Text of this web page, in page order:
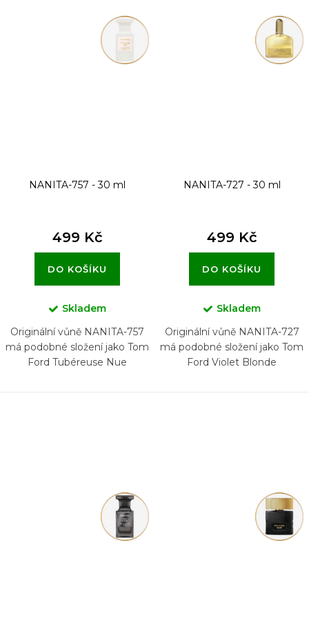
NANITA-757 - 30 ml
499 Kč
DO KOŠÍKU
Skladem
Originální vůně NANITA-757
má podobné složení jako Tom
Ford Tubéreuse Nue
NANITA-727 - 30 ml
499 Kč
DO KOŠÍKU
Skladem
Originální vůně NANITA-727
má podobné složení jako Tom
Ford Violet Blonde